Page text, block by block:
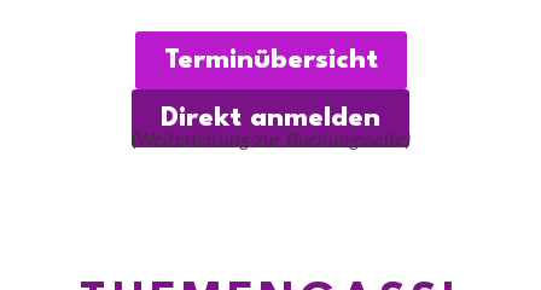
Terminübersicht
Direkt anmelden
(Weiterleitung zur Buchungsseite)